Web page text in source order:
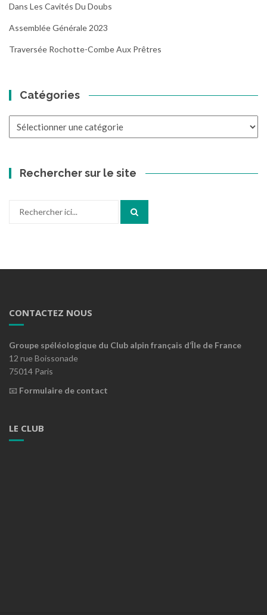
Dans Les Cavités Du Doubs
Assemblée Générale 2023
Traversée Rochotte-Combe Aux Prêtres
Catégories
Rechercher sur le site
CONTACTEZ NOUS
Groupe spéléologique du Club alpin français d’Île de France
12 rue Boissonade
75014 Paris
📧 Formulaire de contact
LE CLUB